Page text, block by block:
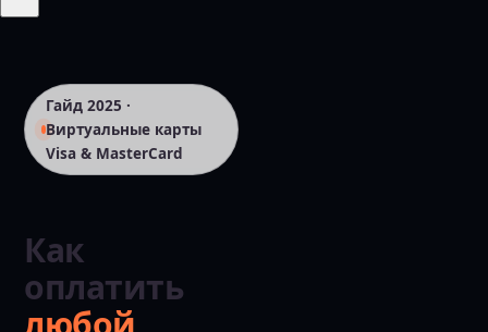
Гайд 2025 ·
Виртуальные карты
Visa & MasterCard
Как
оплатить